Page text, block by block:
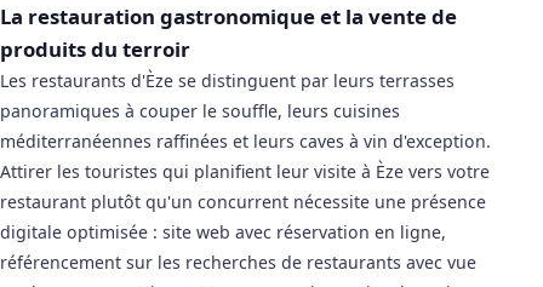
La restauration gastronomique et la vente de
produits du terroir
Les restaurants d'Èze se distinguent par leurs terrasses
panoramiques à couper le souffle, leurs cuisines
méditerranéennes raffinées et leurs caves à vin d'exception.
Attirer les touristes qui planifient leur visite à Èze vers votre
restaurant plutôt qu'un concurrent nécessite une présence
digitale optimisée : site web avec réservation en ligne,
référencement sur les recherches de restaurants avec vue